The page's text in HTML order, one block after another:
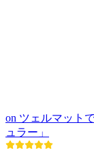
on ツェルマット
ュラー」